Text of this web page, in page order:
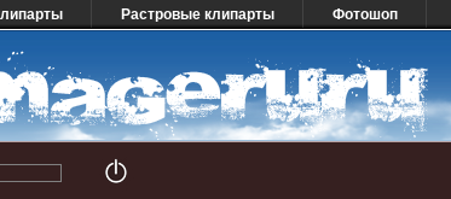
Растровые клипарты Фотошоп